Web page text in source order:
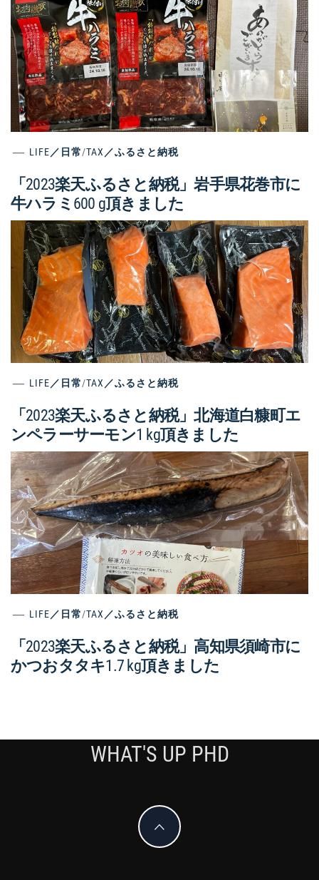
LIFE／日常/TAX／ふるさと納税
「2023楽天ふるさと納税」岩手県花巻市に
牛ハラミ600 g頂きました
LIFE／日常/TAX／ふるさと納税
「2023楽天ふるさと納税」北海道白糠町エ
ンペラーサーモン1 kg頂きました
LIFE／日常/TAX／ふるさと納税
「2023楽天ふるさと納税」高知県須崎市に
かつおタタキ1.7 kg頂きました
WHAT'S UP PHD